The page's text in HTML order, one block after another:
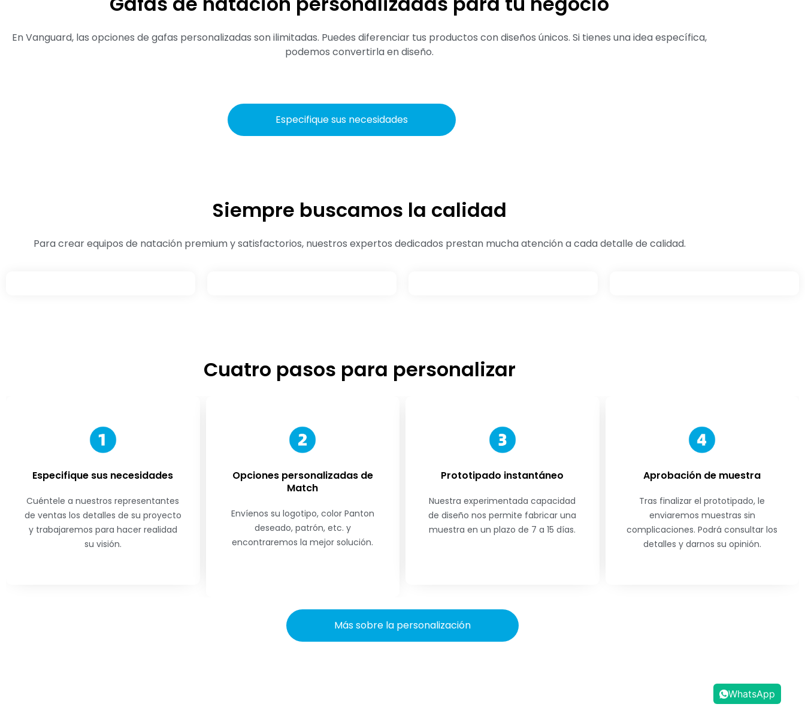
En Vanguard, las opciones de gafas personalizadas son ilimitadas. Puedes diferenciar tus productos con diseños únicos. Si tienes una idea específica,
podemos convertirla en diseño.
Especifique sus necesidades
Siempre buscamos la calidad
Para crear equipos de natación premium y satisfactorios, nuestros expertos dedicados prestan mucha atención a cada detalle de calidad.
Cuatro pasos para personalizar
Especifique sus necesidades
Cuéntele a nuestros representantes
de ventas los detalles de su proyecto
y trabajaremos para hacer realidad
su visión.
Opciones personalizadas de
Match
Envíenos su logotipo, color Panton
deseado, patrón, etc. y
encontraremos la mejor solución.
Prototipado instantáneo
Nuestra experimentada capacidad
de diseño nos permite fabricar una
muestra en un plazo de 7 a 15 días.
Aprobación de muestra
Tras finalizar el prototipado, le
enviaremos muestras sin
complicaciones. Podrá consultar los
detalles y darnos su opinión.
Más sobre la personalización
WhatsApp